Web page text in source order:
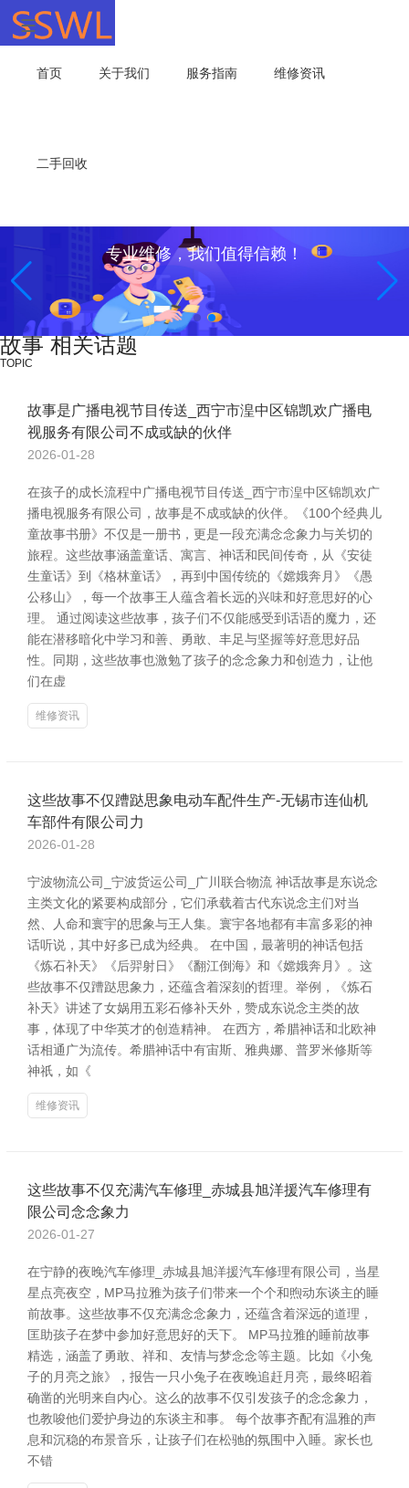
首页 关于我们 服务指南 维修资讯
二手回收
专业维修，我们值得信赖！
故事 相关话题
TOPIC
故事是广播电视节目传送_西宁市湟中区锦凯欢广播电
视服务有限公司不成或缺的伙伴
2026-01-28
在孩子的成长流程中广播电视节目传送_西宁市湟中区锦凯欢广
播电视服务有限公司，故事是不成或缺的伙伴。《100个经典儿
童故事书册》不仅是一册书，更是一段充满念念象力与关切的
旅程。这些故事涵盖童话、寓言、神话和民间传奇，从《安徒
生童话》到《格林童话》，再到中国传统的《嫦娥奔月》《愚
公移山》，每一个故事王人蕴含着长远的兴味和好意思好的心
理。 通过阅读这些故事，孩子们不仅能感受到话语的魔力，还
能在潜移暗化中学习和善、勇敢、丰足与坚握等好意思好品
性。同期，这些故事也激勉了孩子的念念象力和创造力，让他
们在虚
维修资讯
这些故事不仅蹧跶思象电动车配件生产-无锡市连仙机
车部件有限公司力
2026-01-28
宁波物流公司_宁波货运公司_广川联合物流 神话故事是东说念
主类文化的紧要构成部分，它们承载着古代东说念主们对当
然、人命和寰宇的思象与王人集。寰宇各地都有丰富多彩的神
话听说，其中好多已成为经典。 在中国，最著明的神话包括
《炼石补天》《后羿射日》《翻江倒海》和《嫦娥奔月》。这
些故事不仅蹧跶思象力，还蕴含着深刻的哲理。举例，《炼石
补天》讲述了女娲用五彩石修补天外，赞成东说念主类的故
事，体现了中华英才的创造精神。 在西方，希腊神话和北欧神
话相通广为流传。希腊神话中有宙斯、雅典娜、普罗米修斯等
神祇，如《
维修资讯
这些故事不仅充满汽车修理_赤城县旭洋援汽车修理有
限公司念念象力
2026-01-27
在宁静的夜晚汽车修理_赤城县旭洋援汽车修理有限公司，当星
星点亮夜空，MP马拉雅为孩子们带来一个个和煦动东谈主的睡
前故事。这些故事不仅充满念念象力，还蕴含着深远的道理，
匡助孩子在梦中参加好意思好的天下。 MP马拉雅的睡前故事
精选，涵盖了勇敢、祥和、友情与梦念念等主题。比如《小兔
子的月亮之旅》，报告一只小兔子在夜晚追赶月亮，最终昭着
确凿的光明来自内心。这么的故事不仅引发孩子的念念象力，
也教唆他们爱护身边的东谈主和事。 每个故事齐配有温雅的声
息和沉稳的布景音乐，让孩子们在松驰的氛围中入睡。家长也
不错